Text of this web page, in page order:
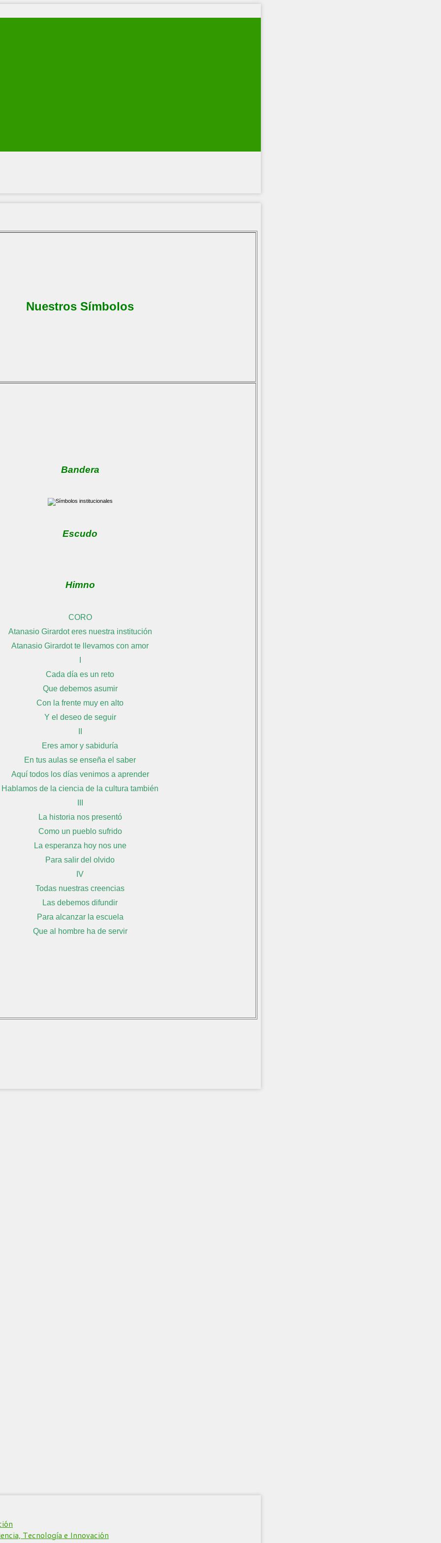
Nuestros Símbolos
Bandera
Escudo
Himno
CORO
Atanasio Girardot eres nuestra institución
Atanasio Girardot te llevamos con amor
Cada día es un reto
Que debemos asumir
Con la frente muy en alto
Y el deseo de seguir
Eres amor y sabiduría
En tus aulas se enseña el saber
Aquí todos los días venimos a aprender
Hablamos de la ciencia de la cultura también
La historia nos presentó
Como un pueblo sufrido
La esperanza hoy nos une
Para salir del olvido
IV
Todas nuestras creencias
Las debemos difundir
Para alcanzar la escuela
Que al hombre ha de servir